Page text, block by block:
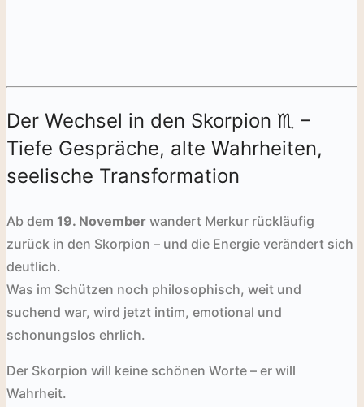
Der Wechsel in den Skorpion ♏️ –
Tiefe Gespräche, alte Wahrheiten,
seelische Transformation
Ab dem 19. November wandert Merkur rückläufig
zurück in den Skorpion – und die Energie verändert sich
deutlich.
Was im Schützen noch philosophisch, weit und
suchend war, wird jetzt intim, emotional und
schonungslos ehrlich.
Der Skorpion will keine schönen Worte – er will
Wahrheit.